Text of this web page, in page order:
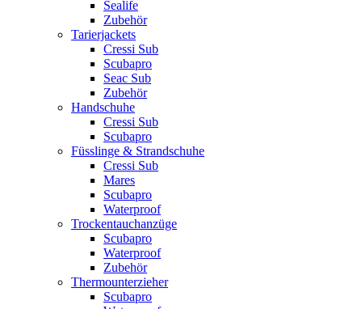
Sealife
Zubehör
Tarierjackets
Cressi Sub
Scubapro
Seac Sub
Zubehör
Handschuhe
Cressi Sub
Scubapro
Füsslinge & Strandschuhe
Cressi Sub
Mares
Scubapro
Waterproof
Trockentauchanzüge
Scubapro
Waterproof
Zubehör
Thermounterzieher
Scubapro